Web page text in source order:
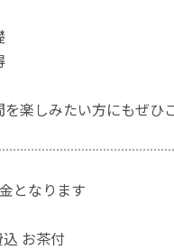
楽しみたい方にもぜひ
となります
お茶付